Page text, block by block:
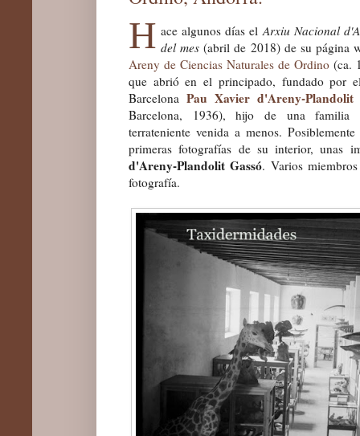
H ace algunos días el Arxiu Nacional d'
del mes (abril de 2018) de su página
Areny de Ciencias Naturales de Ordino (ca.
que abrió en el principado, fundado por
Barcelona Pau Xavier d'Areny-Plandolit
Barcelona, 1936), hijo de una familia
terrateniente venida a menos.
primeras fotografías de su interior, unas
d'Areny-Plandolit Gassó. Varios
fotografía.